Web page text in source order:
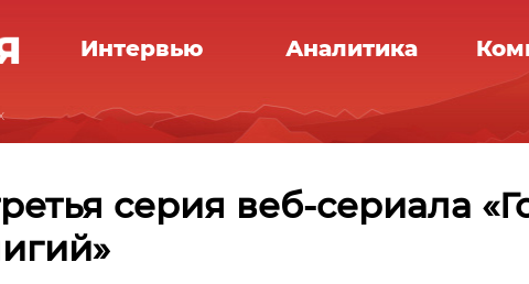
Интервью Аналитика
серия веб-сериала